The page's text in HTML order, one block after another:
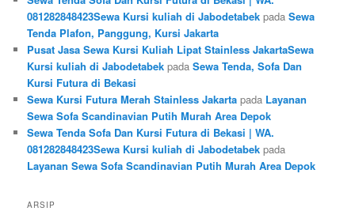
081282848423Sewa Kursi kuliah di Jabodetabek padaSewa
Tenda Plafon, Panggung, Kursi Jakarta
Pusat Jasa Sewa Kursi Kuliah Lipat Stainless JakartaSewa
Kursi kuliah di Jabodetabek padaSewa Tenda, Sofa Dan
Kursi Futura di Bekasi
Sewa Kursi Futura Merah Stainless Jakarta pada Layanan
Sewa Sofa Scandinavian Putih Murah Area Depok
Sewa Tenda Sofa Dan Kursi Futura di Bekasi | WA.
081282848423Sewa Kursi kuliah di Jabodetabek pada
Layanan Sewa Sofa Scandinavian Putih Murah Area Depok
ARSIP